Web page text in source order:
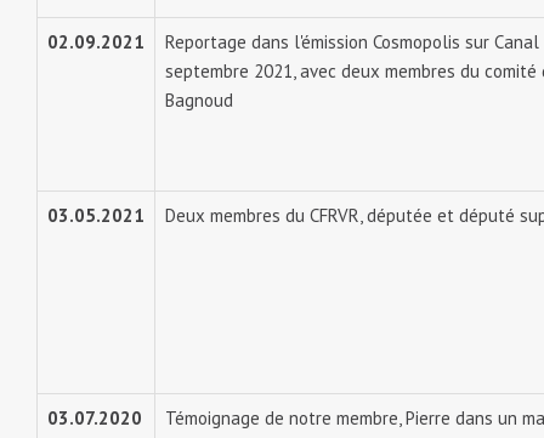
02.09.2021
Reportage dans l'émission Cosmopolis sur
septembre 2021, avec deux membres du comité
Bagnoud
03.05.2021 Deux membres du CFRVR, députée et député
03.07.2020 Témoignage de notre membre, Pierre dans un